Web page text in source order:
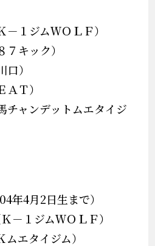
１ジムＷＯＬＦ）
キック）
）
Ｔ）
ャンデットムエタイジ
年4月2日生まで）
－１ジムＷＯＬＦ）
エタイジム）